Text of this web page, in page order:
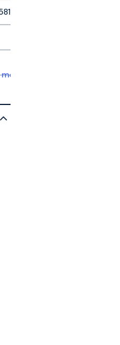
informasjon